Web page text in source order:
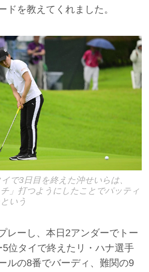
ドを教えてくれました。
で3日目を終えた沖せいらは、
チ」打つようにしたことでパッティ
いう
レーし、本日2アンダーでトー
5位タイで終えたリ・ハナ選手
ルの8番でバーディ、難関の9